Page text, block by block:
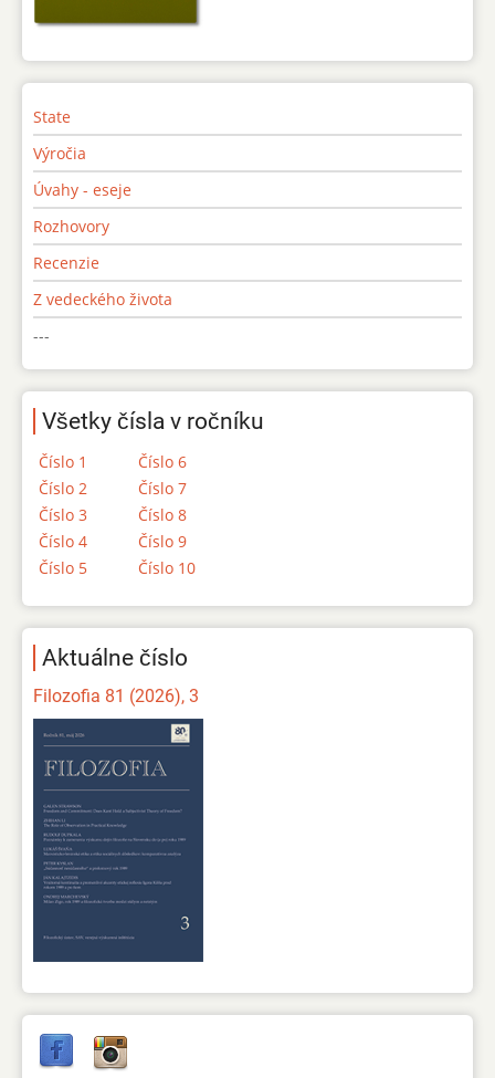
State
Výročia
Úvahy - eseje
Rozhovory
Recenzie
Z vedeckého života
---
Všetky čísla v ročníku
Číslo 1
Číslo 2
Číslo 3
Číslo 4
Číslo 5
Číslo 6
Číslo 7
Číslo 8
Číslo 9
Číslo 10
Aktuálne číslo
Filozofia 81 (2026), 3